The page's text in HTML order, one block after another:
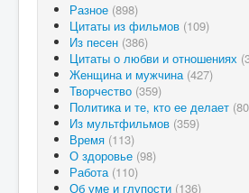
Разное (898)
Цитаты из фильмов (109)
Из песен (386)
Цитаты о любви и отношениях
Женщина и мужчина (427)
Творчество (359)
Политика и те, кто ее делает
Из мультфильмов (359)
Время (113)
О здоровье (98)
Работа (110)
Об уме и глупости (136)